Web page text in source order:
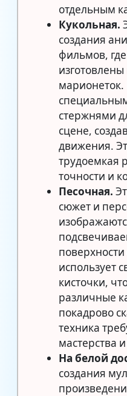
отдельным
Кукольная.
создания
фильмов,
изготовлены
марионеток.
стержнями
сцене,
движения.
трудоемкая
точности и
Песочная.
сюжет и
использует
кисточки,
различные
покадрово
техника
мастерства
На белой
создания